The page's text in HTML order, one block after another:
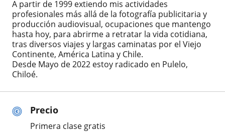
Precio
Primera clase gratis
A partir de 1999 extiendo mis actividades
profesionales más allá de la fotografía publicitaria y
producción audiovisual, ocupaciones que mantengo
hasta hoy, para abrirme a retratar la vida cotidiana,
tras diversos viajes y largas caminatas por el Viejo
Continente, América Latina y Chile.
Desde Mayo de 2022 estoy radicado en Pulelo,
Chiloé.